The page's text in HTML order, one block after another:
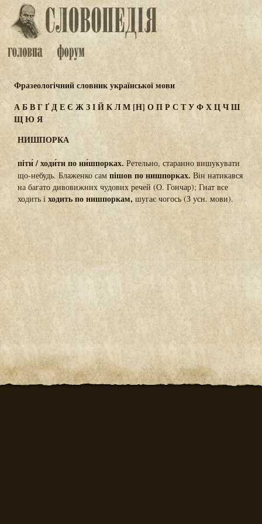
Фразеологічний словник української мови
АБВГҐДЕЄ ЖЗІЙКЛМ [Н] ОПР С ТУФХЦЧШ
ЩЮ Я
НИШПОРКА
піти́ / ходи́ти по ни́шпорках. Ретельно, старанно вишукувати
що-небудь. Блаженко сам пішов по нишпорках. Він натикався
на багато дивовижних чудових речей (О. Гончар); Гнат все
ходить і ходить по нишпоркам, шугає чогось (З усн. мови).